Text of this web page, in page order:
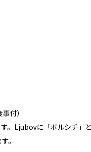
付）
。Ljubovに「ボルシチ」
。